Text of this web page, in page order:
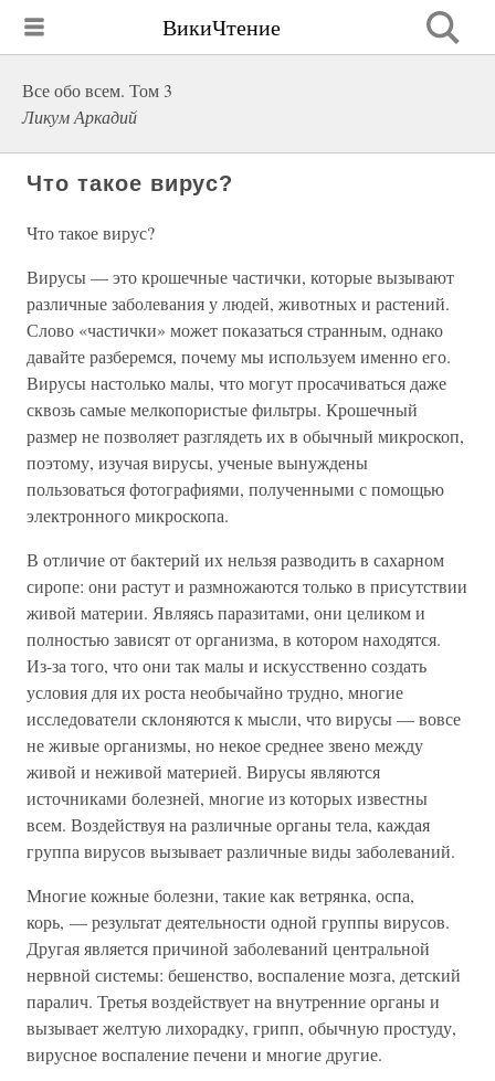
ВикиЧтение
Все обо всем. Том 3
Ликум Аркадий
Что такое вирус?
Что такое вирус?
Вирусы — это крошечные частички, которые вызывают
различные заболевания у людей, животных и растений.
Слово «частички» может показаться странным, однако
давайте разберемся, почему мы используем именно его.
Вирусы настолько малы, что могут просачиваться даже
сквозь самые мелкопористые фильтры. Крошечный
размер не позволяет разглядеть их в обычный микроскоп,
поэтому, изучая вирусы, ученые вынуждены
пользоваться фотографиями, полученными с помощью
электронного микроскопа.
В отличие от бактерий их нельзя разводить в сахарном
сиропе: они растут и размножаются только в присутствии
живой материи. Являясь паразитами, они целиком и
полностью зависят от организма, в котором находятся.
Из-за того, что они так малы и искусственно создать
условия для их роста необычайно трудно, многие
исследователи склоняются к мысли, что вирусы — вовсе
не живые организмы, но некое среднее звено между
живой и неживой материей. Вирусы являются
источниками болезней, многие из которых известны
всем. Воздействуя на различные органы тела, каждая
группа вирусов вызывает различные виды заболеваний.
Многие кожные болезни, такие как ветрянка, оспа,
корь, — результат деятельности одной группы вирусов.
Другая является причиной заболеваний центральной
нервной системы: бешенство, воспаление мозга, детский
паралич. Третья воздействует на внутренние органы и
вызывает желтую лихорадку, грипп, обычную простуду,
вирусное воспаление печени и многие другие.